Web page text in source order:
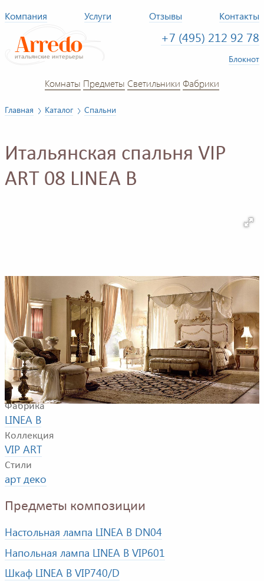
Компания Услуги Отзывы Контакты
+7 (495) 212 92 78
Блокнот
Комнаты Предметы Светильники Фабрики
Главная Каталог Спальни
Итальянская спальня VIP
ART 08 LINEA B
Пример композиции для спальни. В композицию
входят кровать, тумбочка, шкаф, кресло, банкетка,
кушетка, , подставка, настольная и напольная лампы
Фабрика
LINEA B
Коллекция
VIP ART
Стили
арт деко
Предметы композиции
Настольная лампа LINEA B DN04
Напольная лампа LINEA B VIP601
Шкаф LINEA B VIP740/D